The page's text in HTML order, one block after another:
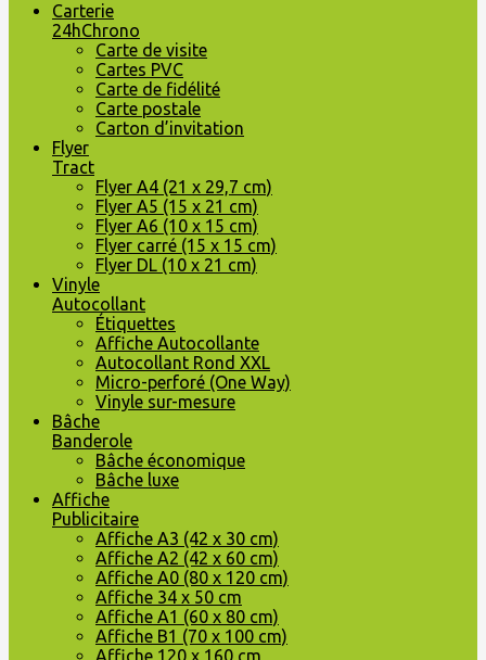
Carterie
24hChrono
Carte de visite
Cartes PVC
Carte de fidélité
Carte postale
Carton d’invitation
Flyer
Tract
Flyer A4 (21 x 29,7 cm)
Flyer A5 (15 x 21 cm)
Flyer A6 (10 x 15 cm)
Flyer carré (15 x 15 cm)
Flyer DL (10 x 21 cm)
Vinyle
Autocollant
Étiquettes
Affiche Autocollante
Autocollant Rond XXL
Micro-perforé (One Way)
Vinyle sur-mesure
Bâche
Banderole
Bâche économique
Bâche luxe
Affiche
Publicitaire
Affiche A3 (42 x 30 cm)
Affiche A2 (42 x 60 cm)
Affiche A0 (80 x 120 cm)
Affiche 34 x 50 cm
Affiche A1 (60 x 80 cm)
Affiche B1 (70 x 100 cm)